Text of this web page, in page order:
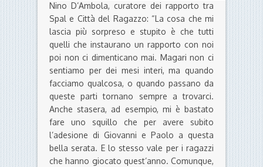
Nino D’Ambola, curatore dei rapporto tra
Spal e Città del Ragazzo: “La cosa che mi
lascia più sorpreso e stupito è che tutti
quelli che instaurano un rapporto con noi
poi non ci dimenticano mai. Magari non ci
sentiamo per dei mesi interi, ma quando
facciamo qualcosa, o quando passano da
queste parti tornano sempre a trovarci.
Anche stasera, ad esempio, mi è bastato
fare uno squillo che per avere subito
l’adesione di Giovanni e Paolo a questa
bella serata. E lo stesso vale per i ragazzi
che hanno giocato quest’anno. Comunque,